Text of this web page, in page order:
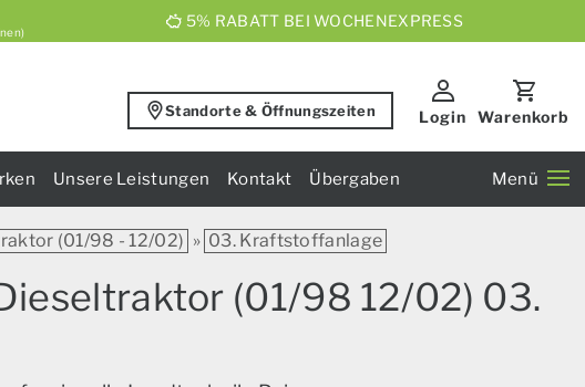
5% RABATT BEI WOCHENEXPRESS
Standorte & Öffnungszeiten Login Warenkorb
Unsere Leistungen Kontakt Übergaben Menü
(01/98 - 12/02) » 03. Kraftstoffanlage
(01/98 12/02) 03.